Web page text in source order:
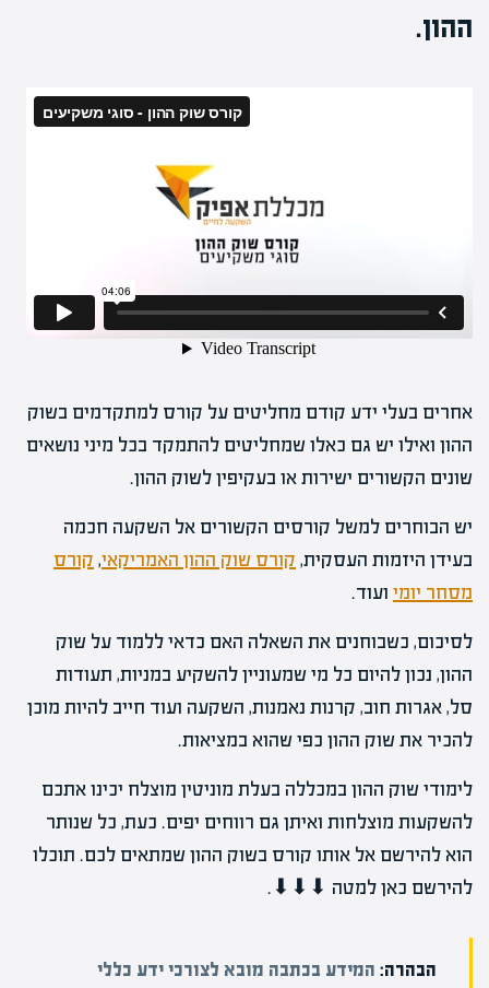
ההון.
אחרים בעלי ידע קודם מחליטים על קורס למתקדמים בשוק
ההון ואילו יש גם כאלו שמחליטים להתמקד בכל מיני נושאים
שונים הקשורים ישירות או בעקיפין לשוק ההון.
יש הבוחרים למשל קורסים הקשורים אל השקעה חכמה
בעידן היזמות העסקית, קורס שוק ההון האמריקאי, קורס
מסחר יומי ועוד.
לסיכום, כשבוחנים את השאלה האם כדאי ללמוד על שוק
ההון, נכון להיום כל מי שמעוניין להשקיע במניות, תעודות
סל, אגרות חוב, קרנות נאמנות, השקעה ועוד חייב להיות מוכן
להכיר את שוק ההון כפי שהוא במציאות.
לימודי שוק ההון במכללה בעלת מוניטין מוצלח יכינו אתכם
להשקעות מוצלחות ואיתן גם רווחים יפים. כעת, כל שנותר
הוא להירשם אל אותו קורס בשוק ההון שמתאים לכם. תוכלו
להירשם כאן למטה ⬇⬇⬇.
הבהרה: המידע בכתבה מובא לצורכי ידע כללי